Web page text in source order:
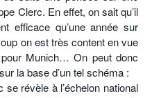
Clerc. En effet, on sait qu’il
efficace qu’une année sur
on est très content en vue
Munich… On peut donc
la base d’un tel schéma :
révèle à l’échelon national